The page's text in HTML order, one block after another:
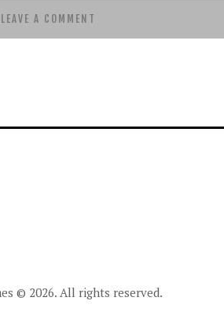
© 2026. All rights reserved.